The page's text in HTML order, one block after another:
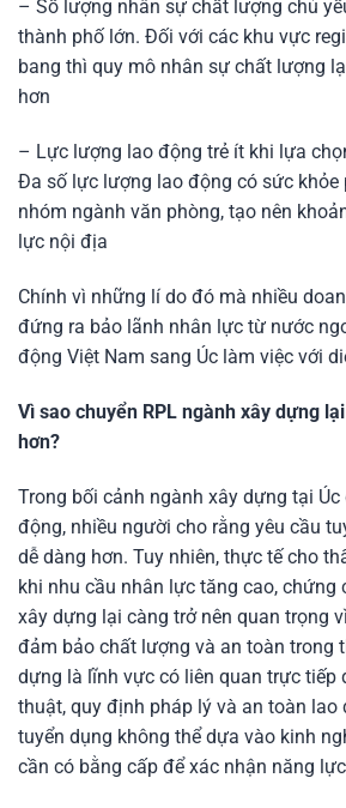
– Số lượng nhân sự chất lượng chủ
thành phố lớn. Đối với các khu vực
bang thì quy mô nhân sự chất lượng
hơn
– Lực lượng lao động trẻ ít khi lựa
Đa số lực lượng lao động có sức khỏe
nhóm ngành văn phòng, tạo nên
lực nội địa
Chính vì những lí do đó mà nhiều
đứng ra bảo lãnh nhân lực từ nước
động Việt Nam sang Úc làm việc với
Vì sao chuyển RPL ngành xây dựng
hơn?
Trong bối cảnh ngành xây dựng tại
động, nhiều người cho rằng yêu cầu
dễ dàng hơn. Tuy nhiên, thực tế cho
khi nhu cầu nhân lực tăng cao, chứng
xây dựng lại càng trở nên quan trọng
đảm bảo chất lượng và an toàn trong
dựng là lĩnh vực có liên quan trực tiếp
thuật, quy định pháp lý và an toàn lao
tuyển dụng không thể dựa vào kinh
cần có bằng cấp để xác nhận năng